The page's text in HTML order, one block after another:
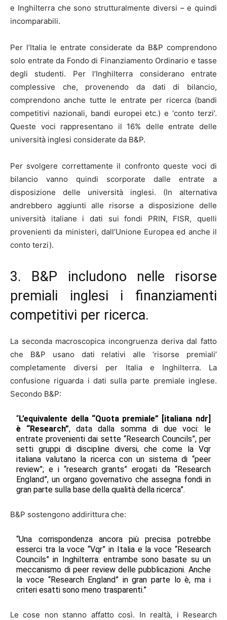
e Inghilterra che sono strutturalmente diversi – e quindi
incomparabili.
Per l’Italia le entrate considerate da B&P comprendono
solo entrate da Fondo di Finanziamento Ordinario e tasse
degli studenti. Per l’Inghilterra considerano entrate
complessive che, provenendo da dati di bilancio,
comprendono anche tutte le entrate per ricerca (bandi
competitivi nazionali, bandi europei etc.) e ‘conto terzi’.
Queste voci rappresentano il 16% delle entrate delle
università inglesi considerate da B&P.
Per svolgere correttamente il confronto queste voci di
bilancio vanno quindi scorporate dalle entrate a
disposizione delle università inglesi. (In alternativa
andrebbero aggiunti alle risorse a disposizione delle
università italiane i dati sui fondi PRIN, FISR, quelli
provenienti da ministeri, dall’Unione Europea ed anche il
conto terzi).
3. B&P includono nelle risorse
premiali inglesi i finanziamenti
competitivi per ricerca.
La seconda macroscopica incongruenza deriva dal fatto
che B&P usano dati relativi alle ‘risorse premiali’
completamente diversi per Italia e Inghilterra. La
confusione riguarda i dati sulla parte premiale inglese.
Secondo B&P:
“L’equivalente della “Quota premiale” [italiana ndr]
è “Research”, data dalla somma di due voci: le
entrate provenienti dai sette “Research Councils”, per
setti gruppi di discipline diversi, che come la Vqr
italiana valutano la ricerca con un sistema di “peer
review”; e i “research grants” erogati da “Research
England”, un organo governativo che assegna fondi in
gran parte sulla base della qualità della ricerca”.
B&P sostengono addirittura che:
“Una corrispondenza ancora più precisa potrebbe
esserci tra la voce “Vqr” in Italia e la voce “Research
Councils” in Inghilterra: entrambe sono basate su un
meccanismo di peer review delle pubblicazioni. Anche
la voce “Research England” in gran parte lo è, ma i
criteri esatti sono meno trasparenti.”
Le cose non stanno affatto così. In realtà, i Research